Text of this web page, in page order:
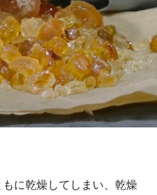
に乾燥してしまい、乾燥